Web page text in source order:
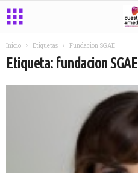
Inicio Etiquetas Fundacion SGAE
Etiqueta: fundacion SGAE